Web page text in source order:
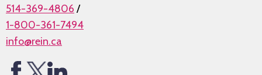
514-369-4806 /
1-800-361-7494
info@rein.ca